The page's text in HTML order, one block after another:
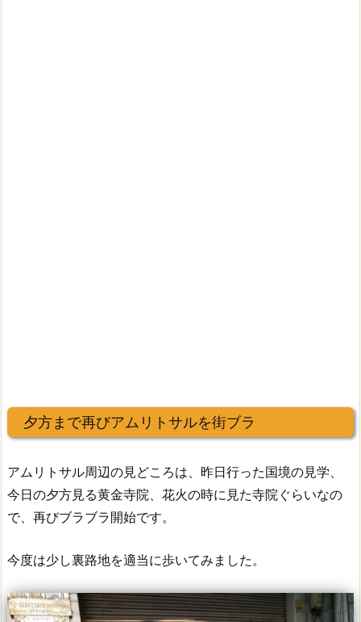
夕方まで再びアムリトサルを街ブラ
アムリトサル周辺の見どころは、昨日行った国境の見学、
今日の夕方見る黄金寺院、花火の時に見た寺院ぐらいなの
で、再びブラブラ開始です。
今度は少し裏路地を適当に歩いてみました。